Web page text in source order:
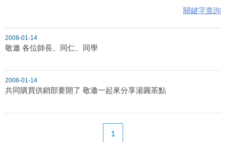
關鍵字查詢
2008-01-14
敬邀 各位師長、同仁、同學
2008-01-14
共同購買供銷部要開了 敬邀一起來分享湯圓茶點
1